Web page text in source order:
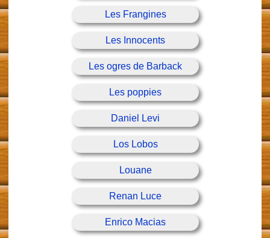
Les Frangines
Les Innocents
Les ogres de Barback
Les poppies
Daniel Levi
Los Lobos
Louane
Renan Luce
Enrico Macias